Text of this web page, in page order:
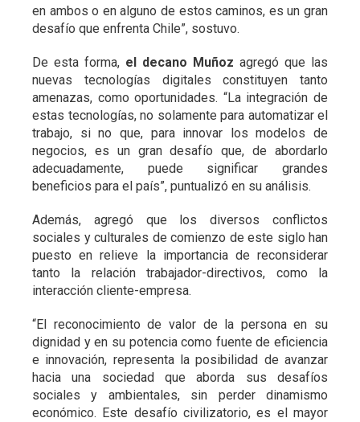
en ambos o en alguno de estos caminos, es un gran
desafío que enfrenta Chile”, sostuvo.
De esta forma, el decano Muñoz agregó que las
nuevas tecnologías digitales constituyen tanto
amenazas, como oportunidades. “La integración de
estas tecnologías, no solamente para automatizar el
trabajo, si no que, para innovar los modelos de
negocios, es un gran desafío que, de abordarlo
adecuadamente, puede significar grandes
beneficios para el país”, puntualizó en su análisis.
Además, agregó que los diversos conflictos
sociales y culturales de comienzo de este siglo han
puesto en relieve la importancia de reconsiderar
tanto la relación trabajador-directivos, como la
interacción cliente-empresa.
“El reconocimiento de valor de la persona en su
dignidad y en su potencia como fuente de eficiencia
e innovación, representa la posibilidad de avanzar
hacia una sociedad que aborda sus desafíos
sociales y ambientales, sin perder dinamismo
económico. Este desafío civilizatorio, es el mayor